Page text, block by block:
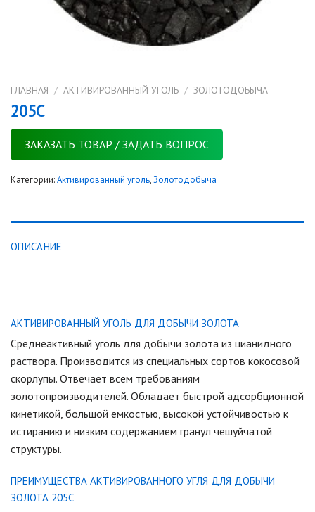
ГЛАВНАЯ / АКТИВИРОВАННЫЙ УГОЛЬ / ЗОЛОТОДОБЫЧА
205C
ЗАКАЗАТЬ ТОВАР / ЗАДАТЬ ВОПРОС
Категории:Активированный уголь,Золотодобыча
ОПИСАНИЕ
АКТИВИРОВАННЫЙ УГОЛЬ ДЛЯ ДОБЫЧИ ЗОЛОТА
Среднеактивный уголь для добычи золота из цианидного
раствора. Производится из специальных сортов кокосовой
скорлупы. Отвечает всем требованиям
золотопроизводителей. Обладает быстрой адсорбционной
кинетикой, большой емкостью, высокой устойчивостью к
истиранию и низким содержанием гранул чешуйчатой
структуры.
ПРЕИМУЩЕСТВА АКТИВИРОВАННОГО УГЛЯ ДЛЯ ДОБЫЧИ
ЗОЛОТА 205С